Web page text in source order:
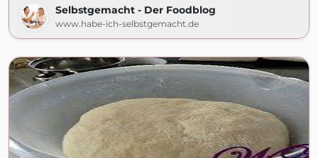
Selbstgemacht - Der Foodblog
www.habe-ich-selbstgemacht.de